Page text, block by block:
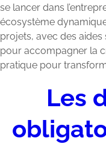
se lancer dans
écosystème
projets, avec des
pour accompagner la
pratique pour
Les